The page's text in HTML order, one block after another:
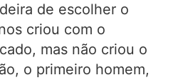
de escolher o
criou com o
mas não criou o
o primeiro homem,